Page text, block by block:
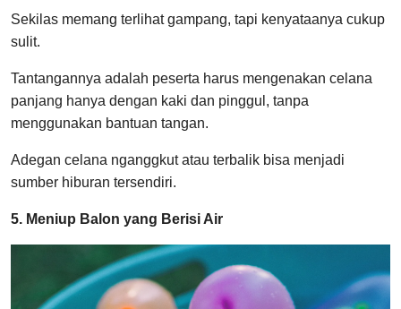
Sekilas memang terlihat gampang, tapi kenyataanya cukup
sulit.
Tantangannya adalah peserta harus mengenakan celana
panjang hanya dengan kaki dan pinggul, tanpa
menggunakan bantuan tangan.
Adegan celana nganggkut atau terbalik bisa menjadi
sumber hiburan tersendiri.
5. Meniup Balon yang Berisi Air